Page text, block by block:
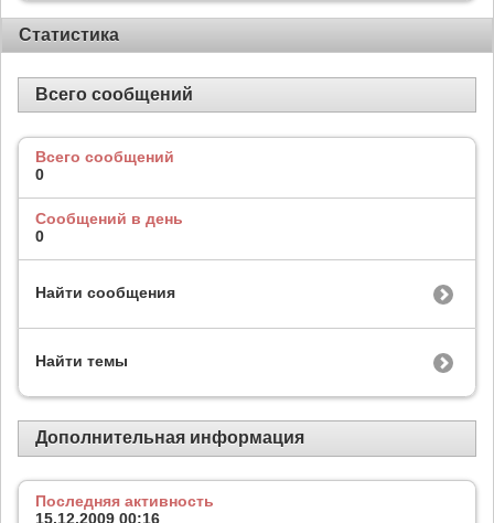
Статистика
Всего сообщений
Всего сообщений
0
Сообщений в день
0
Найти сообщения
Найти темы
Дополнительная информация
Последняя активность
15.12.2009 00:16